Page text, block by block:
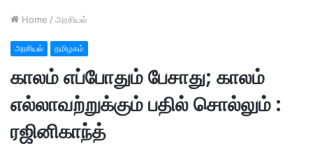
Home / அரசியல்
அரசியல் தமிழகம்
காலம் எப்போதும் பேசாது; காலம்
எல்லாவற்றுக்கும் பதில் சொல்லும் :
ரஜினிகாந்த்